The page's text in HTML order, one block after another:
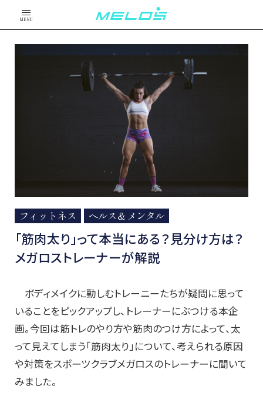
MENU
フィットネス ヘルス＆メンタル
「筋肉太り」って本当にある？見分け方は？
メガロストレーナーが解説
ボディメイクに勤しむトレーニーたちが疑問に思って
いることをピックアップし、トレーナーにぶつける本企
画。今回は筋トレのやり方や筋肉のつけ方によって、太
って見えてしまう「筋肉太り」について、考えられる原因
や対策をスポーツクラブメガロスのトレーナーに聞いて
みました。